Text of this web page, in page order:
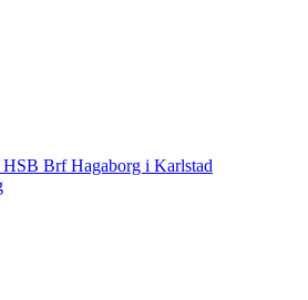
HSB Brf Hagaborg i Karlstad